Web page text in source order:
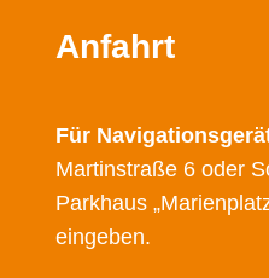
Anfahrt
Für
Martinstraße 6 oder
Parkhaus
eingeben.